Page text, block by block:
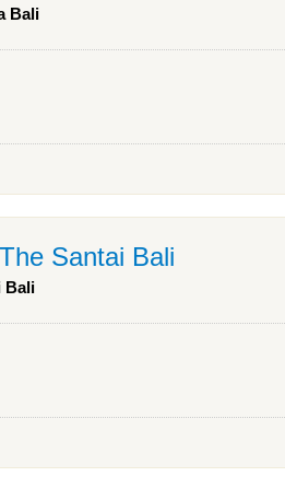
Bali
Santai Bali
Bali